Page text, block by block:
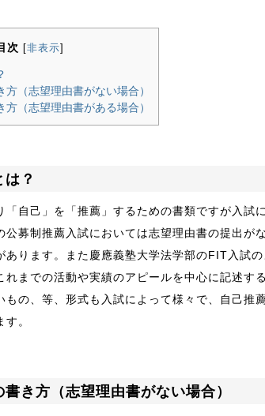
次 [非表示]
方（志望理由書がない場合）
方（志望理由書がある場合）
？
「自己」を「推薦」するための書類ですが入試
公募制推薦入試においては志望理由書の提出が
あります。また慶應義塾大学法学部のFIT入試
れまでの活動や実績のアピールを中心に記述す
もの、等、形式も入試によって様々で、自己推
。
き方（志望理由書がない場合）